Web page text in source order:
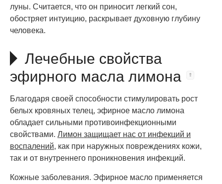
луны. Считается, что он приносит легкий сон,
обостряет интуицию, раскрывает духовную глубину
человека.
Лечебные свойства
эфирного масла лимона
Благодаря своей способности стимулировать рост
белых кровяных телец, эфирное масло лимона
обладает сильными противоинфекционными
свойствами. Лимон защищает нас от инфекций и
воспалений, как при наружных повреждениях кожи,
так и от внутреннего проникновения инфекций.
Кожные заболевания. Эфирное масло применяется